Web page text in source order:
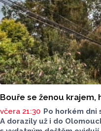
Bouře se ženou krajem,
včera 21:30 Po horkém dni
A dorazily už i do